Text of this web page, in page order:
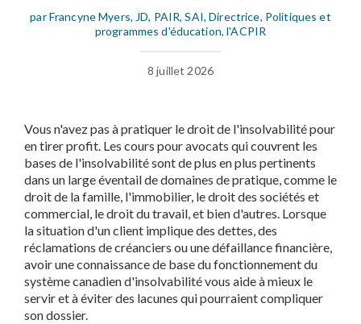
par Francyne Myers, JD, PAIR, SAI, Directrice, Politiques et
programmes d'éducation, l'ACPIR
8 juillet 2026
Vous n'avez pas à pratiquer le droit de l'insolvabilité pour
en tirer profit. Les cours pour avocats qui couvrent les
bases de l'insolvabilité sont de plus en plus pertinents
dans un large éventail de domaines de pratique, comme le
droit de la famille, l'immobilier, le droit des sociétés et
commercial, le droit du travail, et bien d'autres. Lorsque
la situation d'un client implique des dettes, des
réclamations de créanciers ou une défaillance financière,
avoir une connaissance de base du fonctionnement du
système canadien d'insolvabilité vous aide à mieux le
servir et à éviter des lacunes qui pourraient compliquer
son dossier.